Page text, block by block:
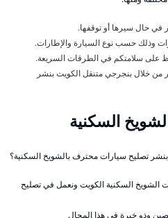
حال سيرها أو توقفها.
وذلك حسب نوع السيارة والإطارات.
على سلامتكم في الطرقات السريعة.
من خلال بنجرجي متنقل الكويت بنشر
السكنية
تصليح سيارات محترف بالشويخ السكنية؟
الشويخ السكنية الكويت ونعمل في تصليح
وذو خبرة في هذا المجال